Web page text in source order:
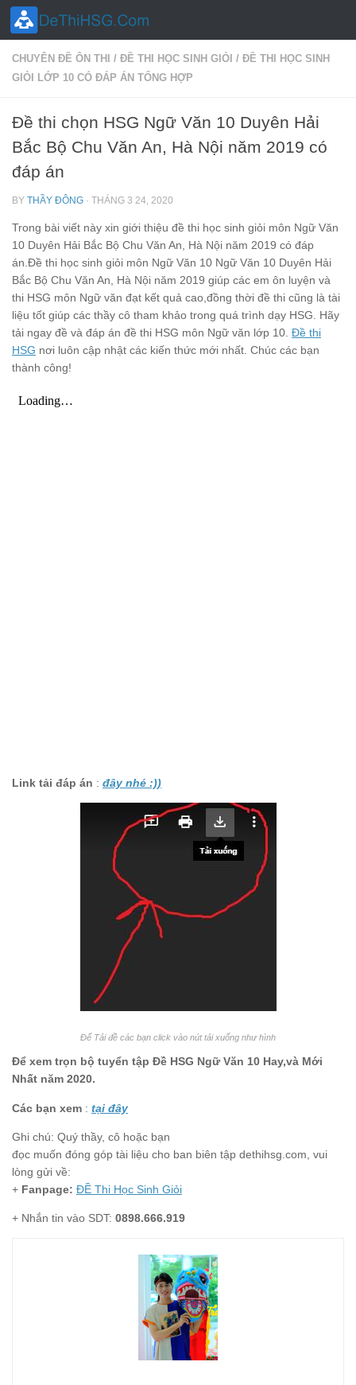
Skip to content
CHUYÊN ĐỀ ÔN THI / ĐỀ THI HỌC SINH GIỎI / ĐỀ THI HỌC SINH
GIỎI LỚP 10 CÓ ĐÁP ÁN TỔNG HỢP
Đề thi chọn HSG Ngữ Văn 10 Duyên Hải
Bắc Bộ Chu Văn An, Hà Nội năm 2019 có
đáp án
BY THẦY ĐÔNG · THÁNG 3 24, 2020
Trong bài viết này xin giới thiệu đề thi học sinh giỏi môn Ngữ Văn
10 Duyên Hải Bắc Bộ Chu Văn An, Hà Nội năm 2019 có đáp
án.Đề thi học sinh giỏi môn Ngữ Văn 10 Ngữ Văn 10 Duyên Hải
Bắc Bộ Chu Văn An, Hà Nội năm 2019 giúp các em ôn luyện và
thi HSG môn Ngữ văn đạt kết quả cao,đồng thời đề thi cũng là tài
liệu tốt giúp các thầy cô tham khảo trong quá trình dạy HSG. Hãy
tải ngay đề và đáp án đề thi HSG môn Ngữ văn lớp 10. Đề thi
HSG nơi luôn cập nhật các kiến thức mới nhất. Chúc các bạn
thành công!
Link tải đáp án : đây nhé :))
Để Tải đề các bạn click vào nút tải xuống như hình
Để xem trọn bộ tuyển tập Đề HSG Ngữ Văn 10 Hay,và Mới
Nhất năm 2020.
Các bạn xem : tại đây
Ghi chú: Quý thầy, cô hoặc bạn
đọc muốn đóng góp tài liệu cho ban biên tập dethihsg.com, vui
lòng gửi về:
+ Fanpage: ĐỀ Thi Học Sinh Giỏi
+ Nhắn tin vào SDT: 0898.666.919